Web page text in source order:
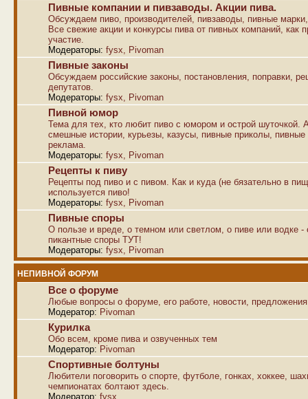
Пивные компании и пивзаводы. Акции пива.
Обсуждаем пиво, производителей, пивзаводы, пивные
Все свежие акции и конкурсы пива от пивных компаний, как
участие.
Модераторы: fysx Pivoman
Пивные законы
Обсуждаем российские законы, постановления, поправки,
депутатов.
Модераторы: fysx Pivoman
Пивной юмор
Тема для тех, кто любит пиво с юмором и острой шуточкой.
смешные истории, курьезы, казусы, пивные приколы,
реклама.
Модераторы: fysx Pivoman
Рецепты к пиву
Рецепты под пиво и с пивом. Как и куда (не бязательно в
используется пиво!
Модераторы: fysx Pivoman
Пивные споры
О пользе и вреде, о темном или светлом, о пиве или водке -
пикантные споры ТУТ!
Модераторы: fysx Pivoman
НЕПИВНОЙ ФОРУМ
Все о форуме
Любые вопросы о форуме, его работе, новости,
Модератор: Pivoman
Курилка
Обо всем, кроме пива и озвученных тем
Модератор: Pivoman
Спортивные болтуны
Любители поговорить о спорте, футболе, гонках, хоккее,
чемпионатах болтают здесь.
Модератор: fysx